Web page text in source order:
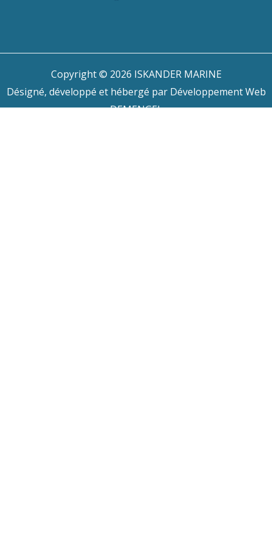
Copyright © 2026 ISKANDER MARINE
Désigné, développé et hébergé par Développement Web
DEMENGEL